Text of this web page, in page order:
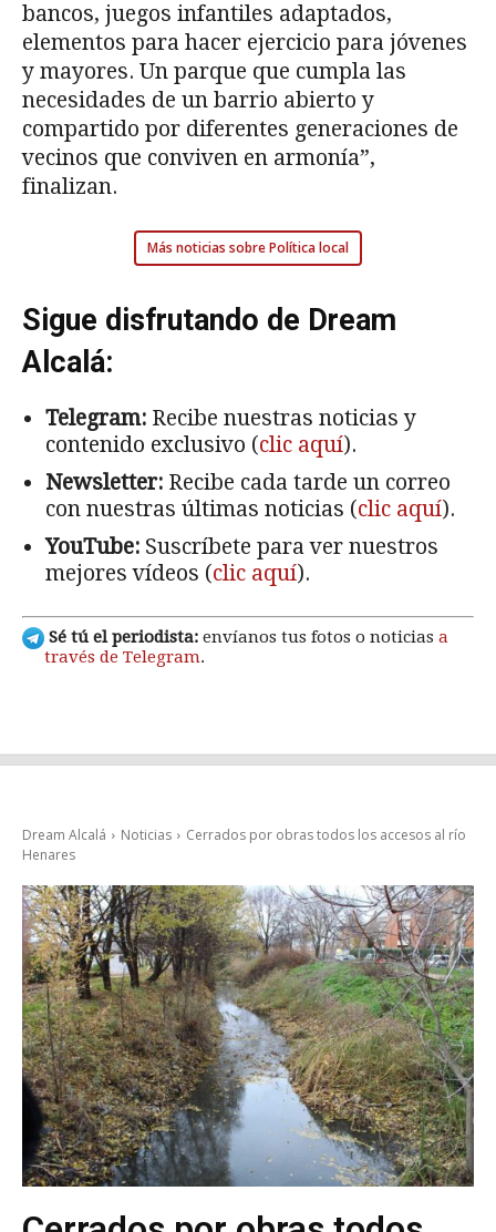
bancos, juegos infantiles adaptados,
elementos para hacer ejercicio para jóvenes
y mayores. Un parque que cumpla las
necesidades de un barrio abierto y
compartido por diferentes generaciones de
vecinos que conviven en armonía”,
finalizan.
Más noticias sobre Política local
Sigue disfrutando de Dream
Alcalá:
Telegram: Recibe nuestras noticias y
contenido exclusivo (clic aquí).
Newsletter: Recibe cada tarde un correo
con nuestras últimas noticias (clic aquí).
YouTube: Suscríbete para ver nuestros
mejores vídeos (clic aquí).
Sé tú el periodista: envíanos tus fotos o noticias a
través de Telegram.